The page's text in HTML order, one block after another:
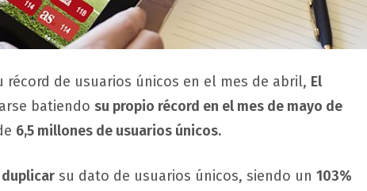
récord de usuarios únicos en el mes de abril, El
batiendo su propio récord en el mes de mayo de
6,5 millones de usuarios únicos.
su dato de usuarios únicos, siendo un 103%